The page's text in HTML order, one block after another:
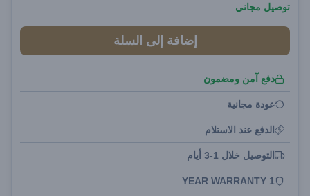
توصيل مجاني
إضافة إلى السلة
دفع آمن ومضمون
عودة مجانية
الدفع عند الاستلام
التوصيل خلال 1-3 أيام
1 YEAR WARRANTY